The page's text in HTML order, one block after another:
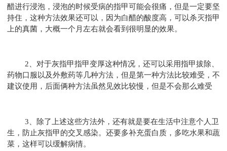
醋进行浸泡，浸泡的时候受病的指甲可能会很痛，但是一定要坚
持住，这种方法效果还可以，因为白醋的酸度高，可以杀灭指甲
上的真菌，大概一个月左右就会看到很明显的效果。
2、对于灰指甲指甲变厚这种情况，还可以采用指甲拔除、
药物口服以及外敷药等几种方法，但是第一种方法比较难受，不
建议使用，后面俩种方法虽然见效比较慢，但是不会那么难受
3、除了上述这些方法外，还有就是要在生活中注意个人卫
生，防止灰指甲的交叉感染。还要多补充蛋白质，多吃水果和蔬
菜，这样可以缓解病情。